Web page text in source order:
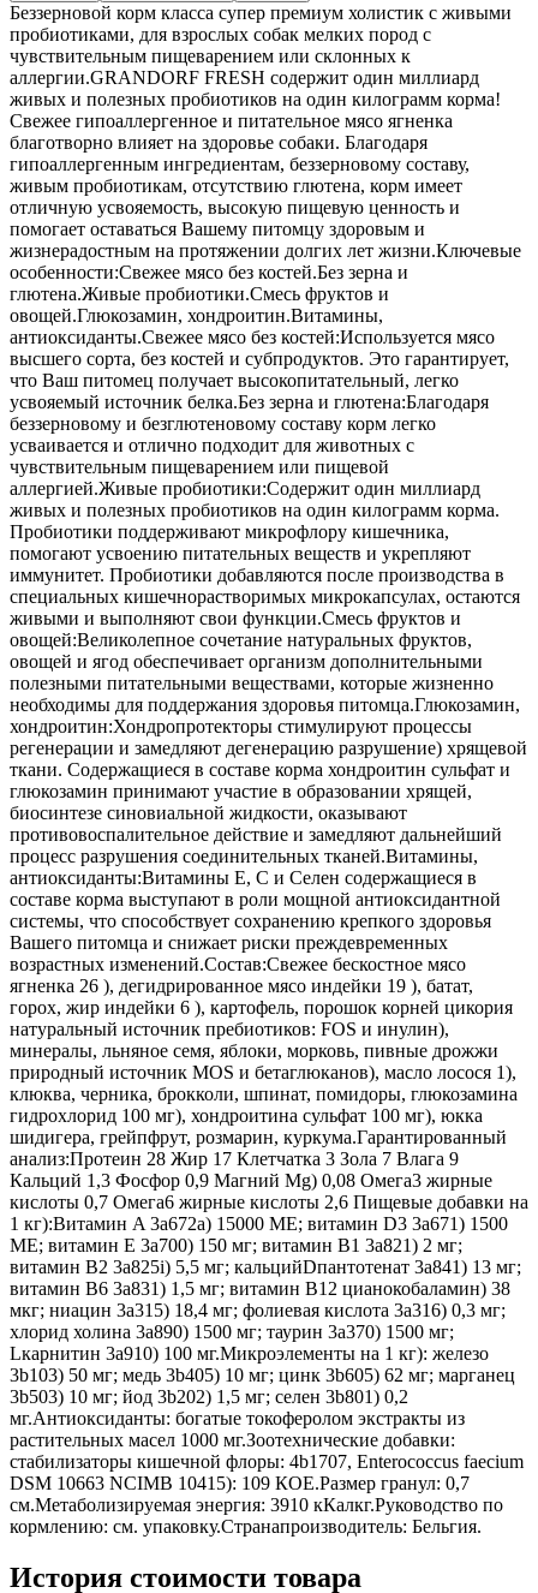
Беззерновой корм класса супер премиум холистик с живыми
пробиотиками, для взрослых собак мелких пород с
чувствительным пищеварением или склонных к
аллергии.GRANDORF FRESH содержит один миллиард
живых и полезных пробиотиков на один килограмм корма!
Свежее гипоаллергенное и питательное мясо ягненка
благотворно влияет на здоровье собаки. Благодаря
гипоаллергенным ингредиентам, беззерновому составу,
живым пробиотикам, отсутствию глютена, корм имеет
отличную усвояемость, высокую пищевую ценность и
помогает оставаться Вашему питомцу здоровым и
жизнерадостным на протяжении долгих лет жизни.Ключевые
особенности:Свежее мясо без костей.Без зерна и
глютена.Живые пробиотики.Смесь фруктов и
овощей.Глюкозамин, хондроитин.Витамины,
антиоксиданты.Свежее мясо без костей:Используется мясо
высшего сорта, без костей и субпродуктов. Это гарантирует,
что Ваш питомец получает высокопитательный, легко
усвояемый источник белка.Без зерна и глютена:Благодаря
беззерновому и безглютеновому составу корм легко
усваивается и отлично подходит для животных с
чувствительным пищеварением или пищевой
аллергией.Живые пробиотики:Содержит один миллиард
живых и полезных пробиотиков на один килограмм корма.
Пробиотики поддерживают микрофлору кишечника,
помогают усвоению питательных веществ и укрепляют
иммунитет. Пробиотики добавляются после производства в
специальных кишечнорастворимых микрокапсулах, остаются
живыми и выполняют свои функции.Смесь фруктов и
овощей:Великолепное сочетание натуральных фруктов,
овощей и ягод обеспечивает организм дополнительными
полезными питательными веществами, которые жизненно
необходимы для поддержания здоровья питомца.Глюкозамин,
хондроитин:Хондропротекторы стимулируют процессы
регенерации и замедляют дегенерацию разрушение) хрящевой
ткани. Содержащиеся в составе корма хондроитин сульфат и
глюкозамин принимают участие в образовании хрящей,
биосинтезе синовиальной жидкости, оказывают
противовоспалительное действие и замедляют дальнейший
процесс разрушения соединительных тканей.Витамины,
антиоксиданты:Витамины Е, С и Селен содержащиеся в
составе корма выступают в роли мощной антиоксидантной
системы, что способствует сохранению крепкого здоровья
Вашего питомца и снижает риски преждевременных
возрастных изменений.Состав:Свежее бескостное мясо
ягненка 26 ), дегидрированное мясо индейки 19 ), батат,
горох, жир индейки 6 ), картофель, порошок корней цикория
натуральный источник пребиотиков: FOS и инулин),
минералы, льняное семя, яблоки, морковь, пивные дрожжи
природный источник MOS и бетаглюканов), масло лосося 1),
клюква, черника, брокколи, шпинат, помидоры, глюкозамина
гидрохлорид 100 мг), хондроитина сульфат 100 мг), юкка
шидигера, грейпфрут, розмарин, куркума.Гарантированный
анализ:Протеин 28 Жир 17 Клетчатка 3 Зола 7 Влага 9
Кальций 1,3 Фосфор 0,9 Магний Mg) 0,08 Омега3 жирные
кислоты 0,7 Омега6 жирные кислоты 2,6 Пищевые добавки на
1 кг):Витамин A 3a672a) 15000 МЕ; витамин D3 3а671) 1500
МЕ; витамин Е 3а700) 150 мг; витамин B1 3a821) 2 мг;
витамин B2 3a825i) 5,5 мг; кальцийDпантотенат 3a841) 13 мг;
витамин B6 3a831) 1,5 мг; витамин B12 цианокобаламин) 38
мкг; ниацин 3a315) 18,4 мг; фолиевая кислота 3a316) 0,3 мг;
хлорид холина 3a890) 1500 мг; таурин 3a370) 1500 мг;
Lкарнитин 3a910) 100 мг.Микроэлементы на 1 кг): железо
3b103) 50 мг; медь 3b405) 10 мг; цинк 3b605) 62 мг; марганец
3b503) 10 мг; йод 3b202) 1,5 мг; селен 3b801) 0,2
мг.Антиоксиданты: богатые токоферолом экстракты из
растительных масел 1000 мг.Зоотехнические добавки:
стабилизаторы кишечной флоры: 4b1707, Enterococcus faecium
DSM 10663 NCIMB 10415): 109 КОЕ.Размер гранул: 0,7
см.Метаболизируемая энергия: 3910 кКалкг.Руководство по
кормлению: см. упаковку.Странапроизводитель: Бельгия.
История стоимости товара